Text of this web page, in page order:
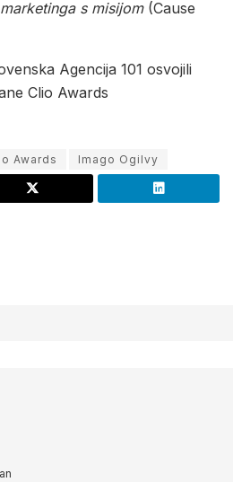
marketinga s misijom(Cause
Awards Imago Ogilvy